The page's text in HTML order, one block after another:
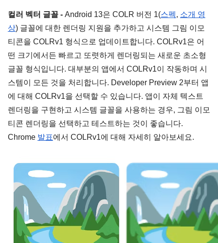
컬러 벡터 글꼴 - Android 13은 COLR 버전 1(스펙, 소개 영
상) 글꼴에 대한 렌더링 지원을 추가하고 시스템 그림 이모
티콘을 COLRv1 형식으로 업데이트합니다. COLRv1은 어
떤 크기에서든 빠르고 또렷하게 렌더링되는 새로운 초소형
글꼴 형식입니다. 대부분의 앱에서 COLRv1이 작동하며 시
스템이 모든 것을 처리합니다. Developer Preview 2부터 앱
에 대해 COLRv1을 선택할 수 있습니다. 앱이 자체 텍스트
렌더링을 구현하고 시스템 글꼴을 사용하는 경우, 그림 이모
티콘 렌더링을 선택하고 테스트하는 것이 좋습니다.
Chrome 발표에서 COLRv1에 대해 자세히 알아보세요.